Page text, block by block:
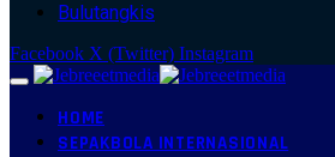
Bulutangkis
Facebook X (Twitter) Instagram
HOME
SEPAKBOLA INTERNASIONAL